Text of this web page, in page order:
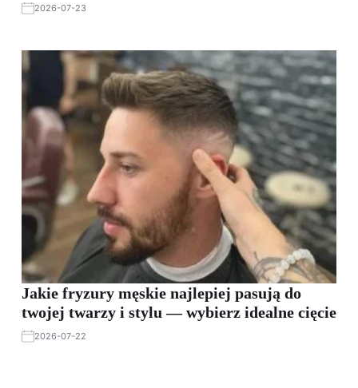
2026-07-23
Jakie fryzury męskie najlepiej pasują do
twojej twarzy i stylu — wybierz idealne cięcie
2026-07-22